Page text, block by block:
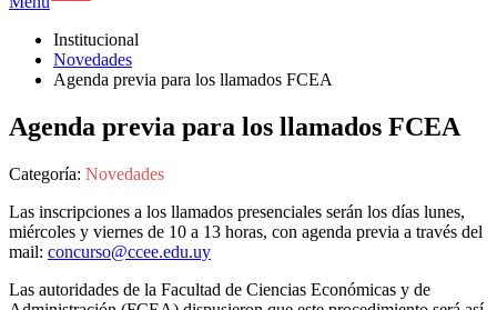
Institucional
Novedades
Agenda previa para los llamados FCEA
Agenda previa para los llamados FCEA
Categoría: Novedades
Las inscripciones a los llamados presenciales serán los días lunes,
miércoles y viernes de 10 a 13 horas, con agenda previa a través del
mail: concurso@ccee.edu.uy
Las autoridades de la Facultad de Ciencias Económicas y de